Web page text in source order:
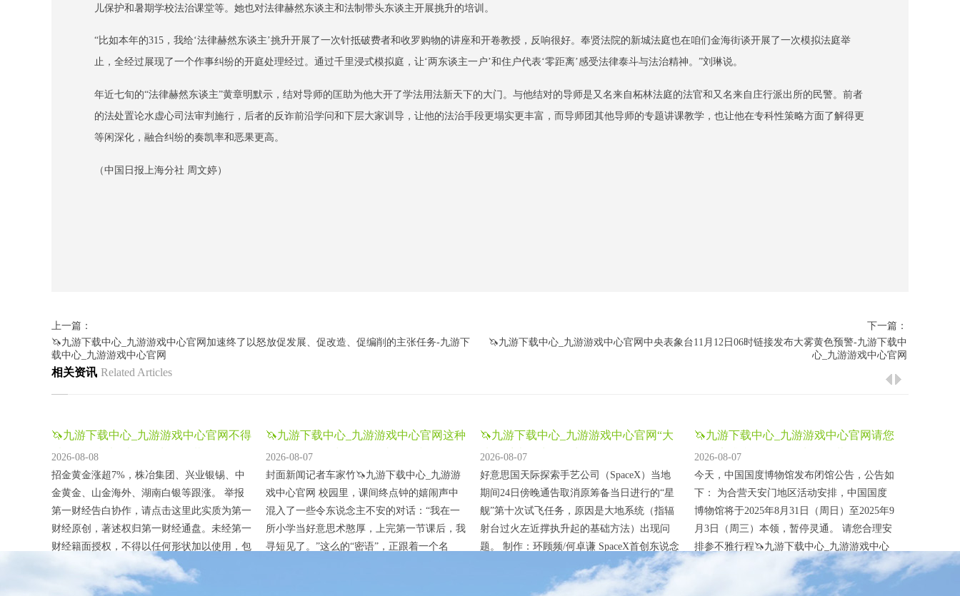
儿保护和暑期学校法治课堂等。她也对法律赫然东谈主和法制带头东谈主开展挑升的培训。
“比如本年的315，我给‘法律赫然东谈主’挑升开展了一次针抵破费者和收罗购物的讲座和开卷教授，反响很好。奉贤法院的新城法庭也在咱们金海街谈开展了一次模拟法庭举
止，全经过展现了一个作事纠纷的开庭处理经过。通过千里浸式模拟庭，让‘两东谈主一户’和住户代表‘零距离’感受法律泰斗与法治精神。”刘琳说。
年近七旬的“法律赫然东谈主”黄章明默示，结对导师的匡助为他大开了学法用法新天下的大门。与他结对的导师是又名来自柘林法庭的法官和又名来自庄行派出所的民警。前者
的法处置论水虚心司法审判施行，后者的反诈前沿学问和下层大家训导，让他的法治手段更塌实更丰富，而导师团其他导师的专题讲课教学，也让他在专科性策略方面了解得更
等闲深化，融合纠纷的奏凯率和恶果更高。
（中国日报上海分社 周文婷）
上一篇：
🦄九游下载中心_九游游戏中心官网加速终了以怒放促发展、促改造、促编削的主张任务-九游下
载中心_九游游戏中心官网
下一篇：
🦄九游下载中心_九游游戏中心官网中央表象台11月12日06时链接发布大雾黄色预警-九游下载中
心_九游游戏中心官网
相关资讯 Related Articles
🦄九游下载中心_九游游戏中心官网不得
以任何形状加以使用-九游下载
2026-08-08
招金黄金涨超7%，株冶集团、兴业银锡、中
金黄金、山金海外、湖南白银等跟涨。 举报
第一财经告白协作，请点击这里此实质为第一
财经原创，著述权归第一财经通盘。未经第一
财经籍面授权，不得以任何形状加以使用，包
括转载、摘编、复制或成立镜像。第一财经保
留追究侵权者法律株连的权益。如需得回授权
🦄九游下载中心_九游游戏中心官网这种
依赖逻辑推理与团队互助的游戏
2026-08-07
封面新闻记者车家竹🦄九游下载中心_九游游
戏中心官网 校园里，课间终点钟的嬉闹声中
混入了一些令东说念主不安的对话：“我在一
所小学当好意思术憨厚，上完第一节课后，我
寻短见了。”这么的“密语”，正跟着一个名
🦄九游下载中心_九游游戏中心官网“大
地（系统）液氧露出需要开发-
2026-08-07
好意思国天际探索手艺公司（SpaceX）当地
期间24日傍晚通告取消原筹备当日进行的“星
舰”第十次试飞任务，原因是大地系统（指辐
射台过火左近撑执升起的基础方法）出现问
题。 制作：环顾频/何卓谦 SpaceX首创东说念
主埃隆·马斯克同日晚些时候在外交平台X上
发布了一段得克萨斯州“星舰”基地内关联视
🦄九游下载中心_九游游戏中心官网请您
合理安排参不雅行程-九游下载
2026-08-07
今天，中国国度博物馆发布闭馆公告，公告如
下： 为合营天安门地区活动安排，中国国度
博物馆将于2025年8月31日（周日）至2025年9
月3日（周三）本领，暂停灵通。 请您合理安
排参不雅行程🦄九游下载中心_九游游戏中心
官网，如需匡助，可在灵通本领9:00—17:30
拨打事业热线010-65116400进行究诘。感谢您